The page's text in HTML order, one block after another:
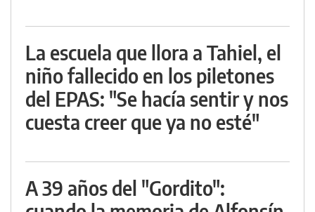
La escuela que llora a Tahiel, el
niño fallecido en los piletones
del EPAS: "Se hacía sentir y nos
cuesta creer que ya no esté"
A 39 años del "Gordito":